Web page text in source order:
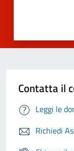
Contatta il
Leggi le
Richiedi